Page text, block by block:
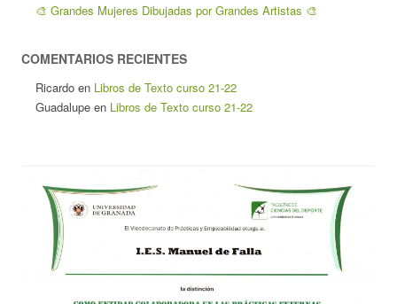
🎨 Grandes Mujeres Dibujadas por Grandes Artistas 🎨
COMENTARIOS RECIENTES
Ricardo en Libros de Texto curso 21-22
Guadalupe en Libros de Texto curso 21-22